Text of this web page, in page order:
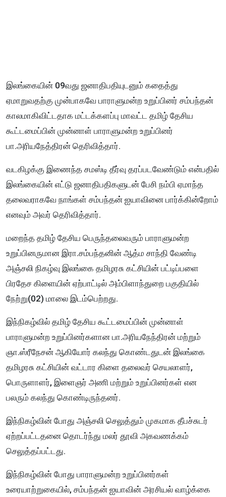
இலங்கையின் 09வது ஜனாதிபதியுடனும் கதைத்து
ஏமாறுவதற்கு முன்பாகவே பாராளுமன்ற உறுப்பினர் சம்பந்தன்
காலமாகிவிட்டதாக மட்டக்களப்பு மாவட்ட தமிழ் தேசிய
கூட்டமைப்பின் முன்னாள் பாராளுமன்ற உறுப்பினர்
பா.அரியநேத்திரன் தெரிவித்தார்.
வடகிழக்கு இணைந்த சமஸ்டி தீர்வு தரப்படவேண்டும் என்பதில்
இலங்கையின் எட்டு ஜனாதிபதிகளுடன் பேசி நம்பி ஏமாந்த
தலைவராகவே நாங்கள் சம்பந்தன் ஐயாவினை பார்க்கின்றோம்
எனவும் அவர் தெரிவித்தார்.
மறைந்த தமிழ் தேசிய பெருந்தலைவரும் பாராளுமன்ற
உறுப்பினருமான இரா.சம்பந்தனின் ஆத்ம சாந்தி வேண்டி
அஞ்சலி நிகழ்வு இலங்கை தமிழரசு கட்சியின் பட்டிப்பளை
பிரதேச கிளையின் ஏற்பாட்டில் அம்பிளாந்துறை பகுதியில்
நேற்று(02) மாலை இடம்பெற்றது.
இந்நிகழ்வில் தமிழ் தேசிய கூட்டமைப்பின் முன்னாள்
பாராளுமன்ற உறுப்பினர்களான பா.அரியநேந்திரன் மற்றும்
ஞா.ஸ்ரீநேசன் ஆகியோர் கலந்து கொண்டதுடன் இலங்கை
தமிழரசு கட்சியின் வட்டார கிளை தலைவர் செயலாளர்,
பொருளாளர், இளைஞர் அணி மற்றும் உறுப்பினர்கள் என
பலரும் கலந்து கொண்டிருந்தனர்.
இந்நிகழ்வின் போது அஞ்சலி செலுத்தும் முகமாக தீபச்சுடர்
ஏற்றப்பட்டதனை தொடர்ந்து மலர் தூவி அகவணக்கம்
செலுத்தப்பட்டது.
இந்நிகழ்வின் போது பாராளுமன்ற உறுப்பினர்கள்
உரையாற்றுகையில், சம்பந்தன் ஐயாவின் அரசியல் வாழ்க்கை